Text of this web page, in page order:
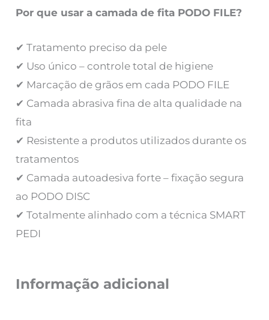
Por que usar a camada de fita PODO FILE?
✔ Tratamento preciso da pele
✔ Uso único – controle total de higiene
✔ Marcação de grãos em cada PODO FILE
✔ Camada abrasiva fina de alta qualidade na
fita
✔ Resistente a produtos utilizados durante os
tratamentos
✔ Camada autoadesiva forte – fixação segura
ao PODO DISC
✔ Totalmente alinhado com a técnica SMART
PEDI
Informação adicional